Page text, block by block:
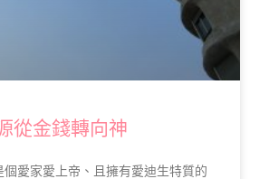
從金錢轉向神
個愛家愛上帝、且擁有愛迪生特質的